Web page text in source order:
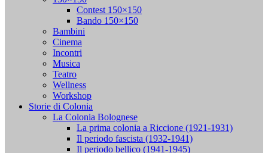
Contest 150×150
Bando 150×150
Bambini
Cinema
Incontri
Musica
Teatro
Wellness
Workshop
Storie di Colonia
La Colonia Bolognese
La prima colonia a Riccione (1921-1931)
Il periodo fascista (1932-1941)
Il periodo bellico (1941-1945)